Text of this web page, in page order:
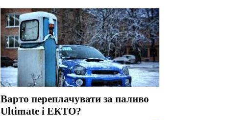
Варто переплачувати за паливо
Ultimate і ЕКТО?